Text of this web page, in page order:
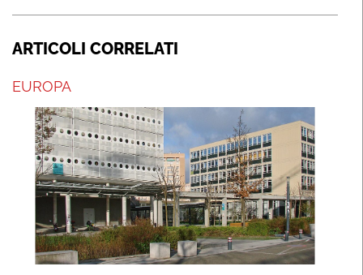
ARTICOLI CORRELATI
EUROPA